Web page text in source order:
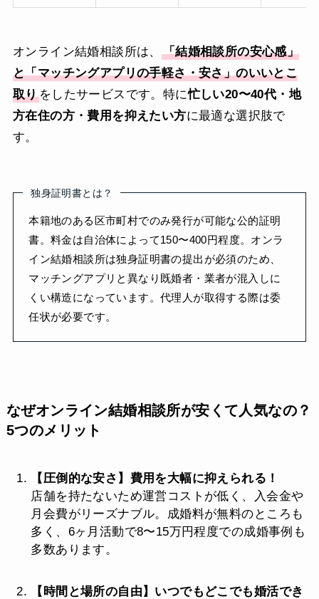
オンライン結婚相談所は、
「結婚相談所の安心感」
と「マッチングアプリの手軽さ・安さ」のいいとこ
取りをしたサービスです。特に忙しい20〜40代・地
方在住の方・費用を抑えたい方に最適な選択肢で
す。
独身証明書とは？
本籍地のある区市町村でのみ発行が可能な公的証明
書。料金は自治体によって150〜400円程度。オンラ
イン結婚相談所は独身証明書の提出が必須のため、
マッチングアプリと異なり既婚者・業者が混入しに
くい構造になっています。代理人が取得する際は委
任状が必要です。
なぜオンライン結婚相談所が安くて人気なの？
5つのメリット
【圧倒的な安さ】費用を大幅に抑えられる！
店舗を持たないため運営コストが低く、入会金や
月会費がリーズナブル。成婚料が無料のところも
多く、6ヶ月活動で8〜15万円程度での成婚事例も
多数あります。
【時間と場所の自由】いつでもどこでも婚活でき